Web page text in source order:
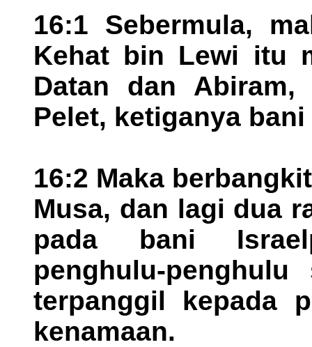
16:1 Sebermula,
Kehat bin Lewi itu
Datan dan
Pelet, ketiganya
16:2 Maka
Musa, dan lagi dua
pada bani
penghulu-
terpanggil kepada
kenamaan.